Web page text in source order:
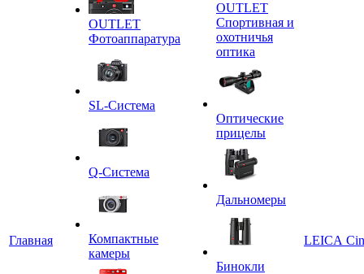
Главная
OUTLET
Фотоаппаратура
SL-Система
Q-Cистема
Компактные
камеры
OUTLET
Спортивная и
охотничья
оптика
Оптические
прицелы
Дальномеры
Бинокли
LEICA